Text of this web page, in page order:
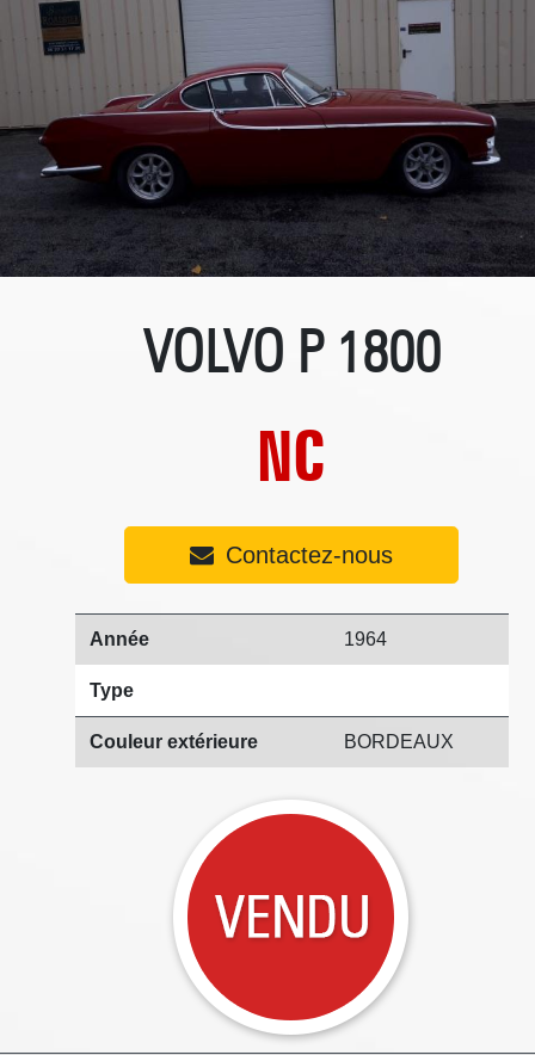
VOLVO P 1800
NC
Contactez-nous
Année 1964
Type
Couleur extérieure BORDEAUX